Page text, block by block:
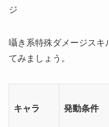
ジ
囁き系特殊ダメージスキ
てみましょう。
キャラ 発動条件